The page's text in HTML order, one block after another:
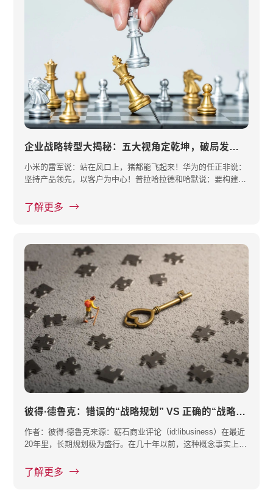
企业战略转型大揭秘：五大视角定乾坤，破局发展新路径
小米的雷军说：站在风口上，猪都能飞起来！华为的任正非说：
坚持产品领先，以客户为中心！普拉哈拉德和哈默说：要构建企
了解更多
彼得·德鲁克：错误的“战略规划” VS 正确的“战略规划”
作者：彼得·德鲁克来源：砺石商业评论（id:libusiness）在最近
20年里，长期规划极为盛行。在几十年以前，这种概念事实上还
了解更多